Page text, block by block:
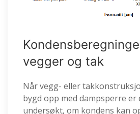
vegger og tak
Når vegg- eller
bygd opp med dampsperre er
undersøkt, om kondens kan